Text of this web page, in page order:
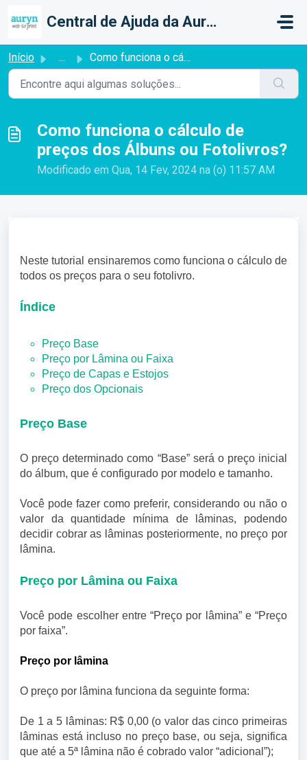
Central de Ajuda da Auryn Web To Print
Início ... Como funciona o cálculo de preços dos Álbuns ou Fotolivros?
Como funciona o cálculo de
preços dos Álbuns ou Fotolivros?
Modificado em Qua, 14 Fev, 2024 na (o) 11:57 AM
Neste tutorial ensinaremos como funciona o cálculo de
todos os preços para o seu fotolivro.
Índice
Preço Base
Preço por Lâmina ou Faixa
Preço de Capas e Estojos
Preço dos Opcionais
Preço Base
O preço determinado como “Base” será o preço inicial
do álbum, que é configurado por modelo e tamanho.
Você pode fazer como preferir, considerando ou não o
valor da quantidade mínima de lâminas, podendo
decidir cobrar as lâminas posteriormente, no preço por
lâmina.
Preço por Lâmina ou Faixa
Você pode escolher entre “Preço por lâmina” e “Preço
por faixa”.
Preço por lâmina
O preço por lâmina funciona da seguinte forma:
De 1 a 5 lâminas: R$ 0,00 (o valor das cinco primeiras
lâminas está incluso no preço base, ou seja, significa
que até a 5ª lâmina não é cobrado valor “adicional”);